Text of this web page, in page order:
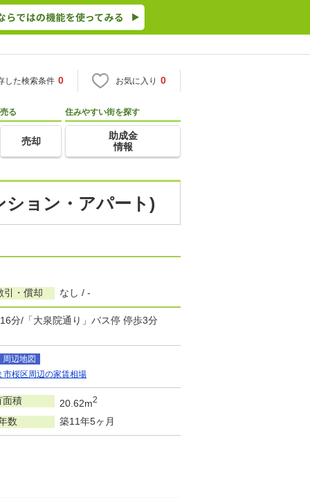
した検索条件 0 お気に入り 0
売る
売却
住みやすい街を探す
助成金
情報
ション・アパート)
引・償却 なし / -
分/「大泉院通り」バス停 停歩3分
周辺地図
市桜区周辺の家賃相場
面積 20.62m2
数 築11年5ヶ月